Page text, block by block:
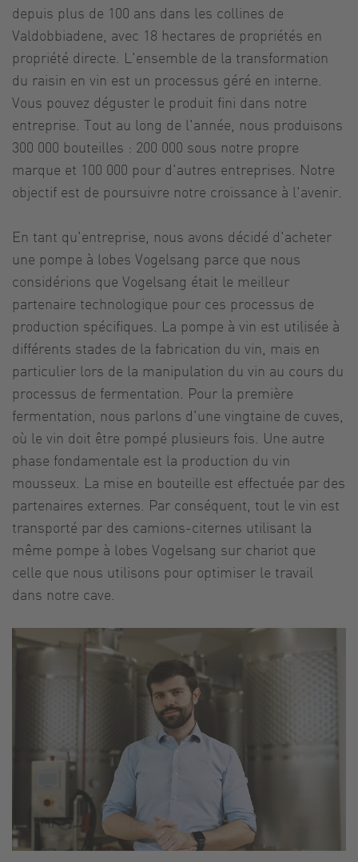
depuis plus de 100 ans dans les collines de
Valdobbiadene, avec 18 hectares de propriétés en
propriété directe. L'ensemble de la transformation
du raisin en vin est un processus géré en interne.
Vous pouvez déguster le produit fini dans notre
entreprise. Tout au long de l'année, nous produisons
300 000 bouteilles : 200 000 sous notre propre
marque et 100 000 pour d'autres entreprises. Notre
objectif est de poursuivre notre croissance à l'avenir.
En tant qu'entreprise, nous avons décidé d'acheter
une pompe à lobes Vogelsang parce que nous
considérions que Vogelsang était le meilleur
partenaire technologique pour ces processus de
production spécifiques. La pompe à vin est utilisée à
différents stades de la fabrication du vin, mais en
particulier lors de la manipulation du vin au cours du
processus de fermentation. Pour la première
fermentation, nous parlons d'une vingtaine de cuves,
où le vin doit être pompé plusieurs fois. Une autre
phase fondamentale est la production du vin
mousseux. La mise en bouteille est effectuée par des
partenaires externes. Par conséquent, tout le vin est
transporté par des camions-citernes utilisant la
même pompe à lobes Vogelsang sur chariot que
celle que nous utilisons pour optimiser le travail
dans notre cave.